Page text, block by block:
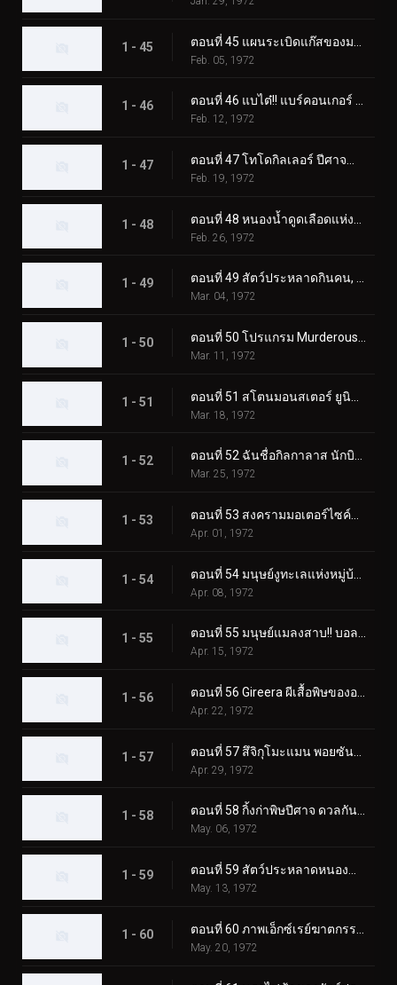
1 - 45
Feb. 05, 1972
1 - 46 ตอนที่ 46 แบไต๋!! แบร์คอนเกอร์ สัตว์ประหลาดแห่งภูเขาหิมะ
Feb. 12, 1972
1 - 47
Feb. 19, 1972
1 - 48
Feb. 26, 1972
1 - 49 ตอนที่ 49 สัตว์ประหลาดกินคน, อิโซจินแช็ค
Mar. 04, 1972
1 - 50
Mar. 11, 1972
1 - 51
Mar. 18, 1972
1 - 52 ตอนที่ 52 ฉันชื่อกิลกาลาส นักบินอวกาศลึกลับ
Mar. 25, 1972
1 - 53
Apr. 01, 1972
1 - 54
Apr. 08, 1972
1 - 55 ตอนที่ 55 มนุษย์แมลงสาบ!! บอลลูนโฆษณาแบคทีเรียที่น่าสะพรึงกลัว
Apr. 15, 1972
1 - 56
Apr. 22, 1972
1 - 57
Apr. 29, 1972
1 - 58 ตอนที่ 58 กิ้งก่าพิษปีศาจ ดวลกันใน Fear Valley!!
May. 06, 1972
1 - 59
May. 13, 1972
1 - 60
May. 20, 1972